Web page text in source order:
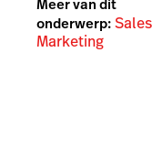
Meer van dit
onderwerp:
Marketing